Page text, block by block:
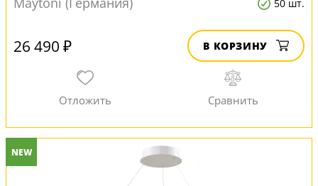
50 шт.
26 490 ₽ В КОРЗИНУ
NEW